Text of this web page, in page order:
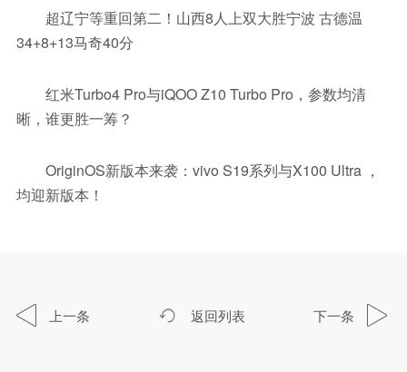
超辽宁等重回第二！山西8人上双大胜宁波 古德温
34+8+13马奇40分
红米Turbo4 Pro与iQOO Z10 Turbo Pro，参数均清
晰，谁更胜一筹？
OriginOS新版本来袭：vivo S19系列与X100 Ultra ，
均迎新版本！
上一条 返回列表 下一条